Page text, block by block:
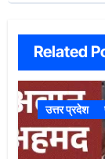
Related
उत्तर प्रदेश